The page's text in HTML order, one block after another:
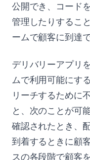
公開でき、コード
管理したりするこ
ームで顧客に到達
デリバリーアプリ
ムで利用可能にす
リーチするために
と、次のことが可
確認されたとき、
到着するときに顧
スの各段階で顧客